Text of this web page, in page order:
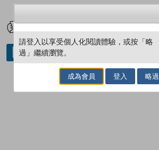
借閱實體書
請登入以享受個人化閱讀體驗，或按「略
過」繼續瀏覽。
成為會員 登入 略過